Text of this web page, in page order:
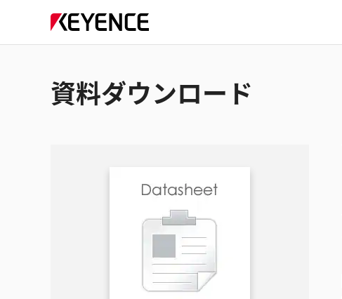
資料ダウンロード